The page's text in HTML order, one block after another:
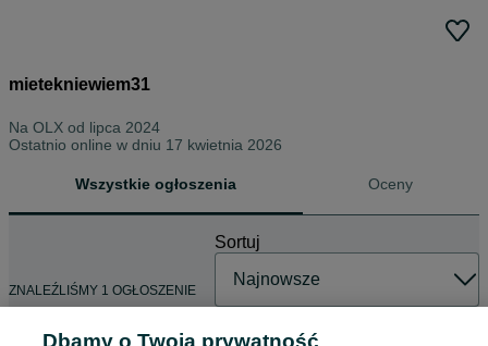
mietekniewiem31
Na OLX od lipca 2024
Ostatnio online w dniu 17 kwietnia 2026
Wszystkie ogłoszenia Oceny
ZNALEŹLIŚMY 1 OGŁOSZENIE
Sortuj
Dbamy o Twoją prywatność